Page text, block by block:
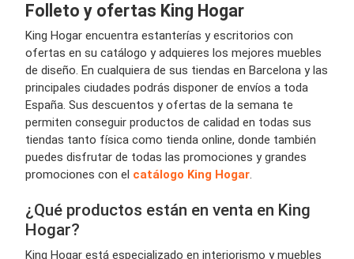
Folleto y ofertas King Hogar
King Hogar encuentra estanterías y escritorios con
ofertas en su catálogo y adquieres los mejores muebles
de diseño. En cualquiera de sus tiendas en Barcelona y las
principales ciudades podrás disponer de envíos a toda
España. Sus descuentos y ofertas de la semana te
permiten conseguir productos de calidad en todas sus
tiendas tanto física como tienda online, donde también
puedes disfrutar de todas las promociones y grandes
promociones con el catálogo King Hogar.
¿Qué productos están en venta en King
Hogar?
King Hogar está especializado en interiorismo y muebles